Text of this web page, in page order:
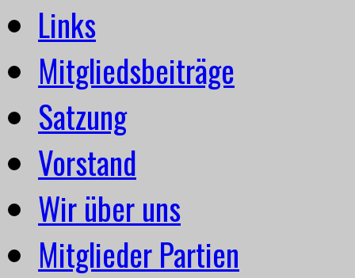
Links
Mitgliedsbeiträge
Satzung
Vorstand
Wir über uns
Mitglieder Partien